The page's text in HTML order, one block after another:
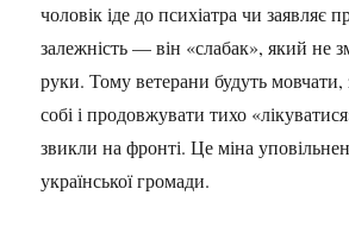
чоловік іде до психіатра чи заявляє
залежність — він «слабак», який не
руки. Тому ветерани будуть мовчати,
собі і продовжувати тихо
звикли на фронті. Це міна
української громади.